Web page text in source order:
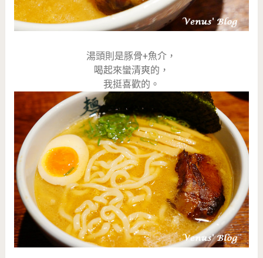
湯頭則是豚骨+魚介，
喝起來蠻清爽的，
我挺喜歡的。